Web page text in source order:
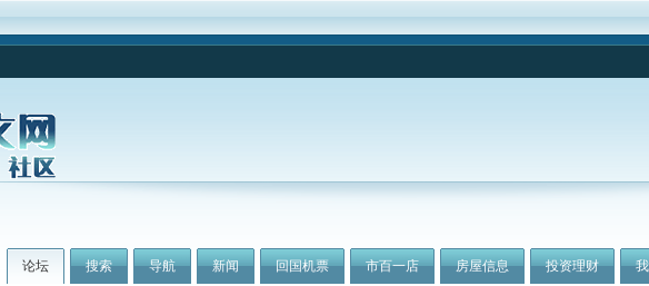
论坛 搜索 导航 新闻 回国机票 市百一店 房屋信息 投资理财